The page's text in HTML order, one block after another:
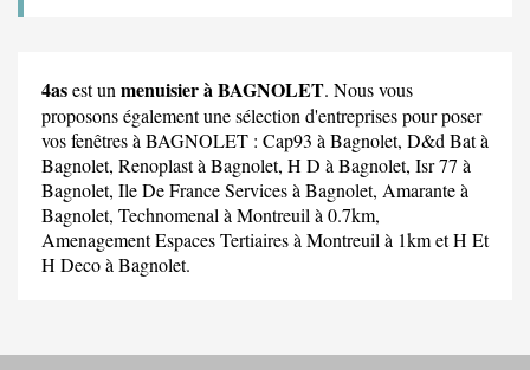
4asest un menuisier à BAGNOLET. Nous vous
proposons également une sélection d'entreprises pour poser
vos fenêtres à BAGNOLET : Cap93 à Bagnolet, D&d Batà
Bagnolet, Renoplastà Bagnolet, H D à Bagnolet, Isr 77 à
Bagnolet, Ile De France Servicesà Bagnolet, Amaranteà
Bagnolet, Technomenal à Montreuil à 0.7km,
Amenagement Espaces Tertiairesà Montreuil à 1km etH Et
H Decoà Bagnolet.